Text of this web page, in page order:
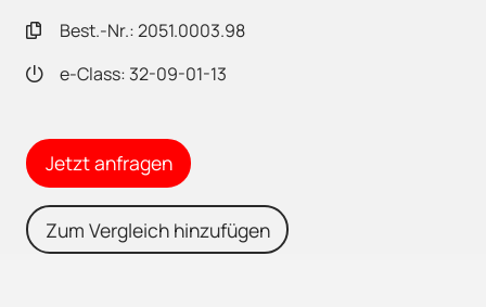
Best.-Nr.: 2051.0003.98
e-Class: 32-09-01-13
Jetzt anfragen
Zum Vergleich hinzufügen